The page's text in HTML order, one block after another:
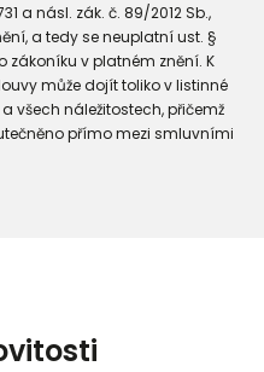
a násl. zák. č. 89/2012 Sb.,
a tedy se neuplatní ust. §
zákoníku v platném znění. K
může dojít toliko v listinné
všech náležitostech, přičemž
přímo mezi smluvními